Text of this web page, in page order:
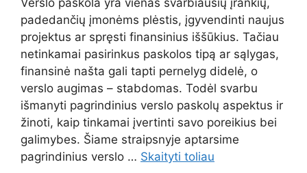
Verslo paskola yra vienas svarbiausių įrankių,
padedančių įmonėms plėstis, įgyvendinti naujus
projektus ar spręsti finansinius iššūkius. Tačiau
netinkamai pasirinkus paskolos tipą ar sąlygas,
finansinė našta gali tapti pernelyg didelė, o
verslo augimas – stabdomas. Todėl svarbu
išmanyti pagrindinius verslo paskolų aspektus ir
žinoti, kaip tinkamai įvertinti savo poreikius bei
galimybes. Šiame straipsnyje aptarsime
pagrindinius verslo … Skaityti toliau